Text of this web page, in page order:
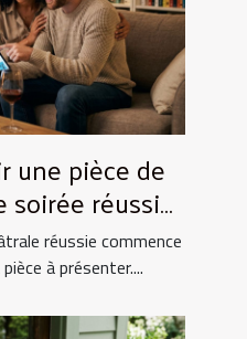
une pièce de
réussie
réussie commence
à présenter....